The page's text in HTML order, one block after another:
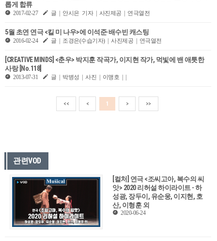
롭게 합류
2017-02-27 글 | 안시은 기자 | 사진제공 | 연극열전
5월 초연 연극 <킬 미 나우>에 이석준·배수빈 캐스팅
2016-02-24 글 | 조경은(수습기자) | 사진제공 | 연극열전
[CREATIVE MINDS] <춘우> 박지훈 작곡가, 이지현 작가, 먹빛에 밴 애틋한
사랑 [No.118]
2013-07-31 글 | 박병성 | 사진 | 이맹호 | |
<< < 1 > >>
관련VOD
[컬처] 연극 <조씨고아, 복수의 씨
앗> 2020 리허설 하이라이트 - 하
성광, 장두이, 유순웅, 이지현, 호
산, 이형훈 외
2020-06-24